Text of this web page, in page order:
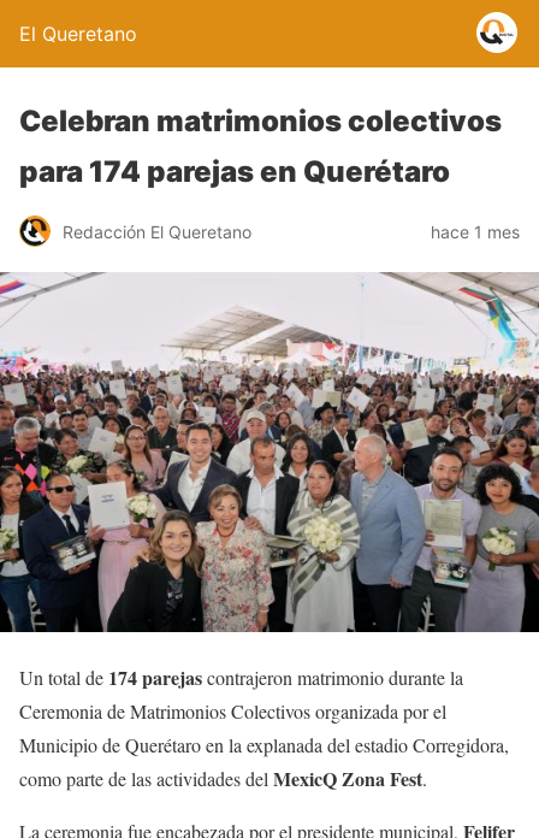
El Queretano
Celebran matrimonios colectivos
para 174 parejas en Querétaro
Redacción El Queretano hace 1 mes
Un total de 174 parejascontrajeron matrimonio durante la
Ceremonia de Matrimonios Colectivos organizada por el
Municipio de Querétaro en la explanada del estadio Corregidora,
como parte de las actividades del MexicQ Zona Fest.
La ceremonia fue encabezada por el presidente municipal, Felifer